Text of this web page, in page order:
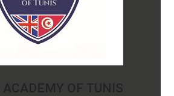
ACADEMY OF TUNIS